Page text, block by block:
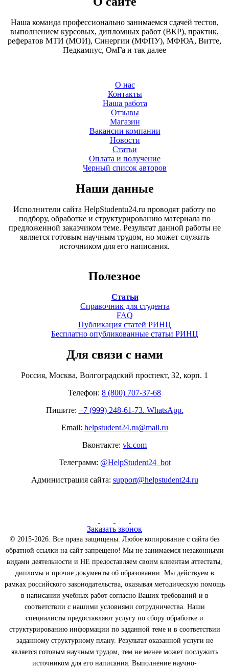
Наша команда профессионально занимаемся сдачей тестов,
выполнением курсовых, дипломных работ (ВКР), практик,
рефератов МТИ (МОИ), Синергии (МФПУ), МФЮА, Витте,
Педкампус, ОмГа и так далее
О нас
Контакты
Наша работа
Отзывы
Магазин
Вакансии компании
Новости
Статьи
Оплата и получение
Черный список авторов
Наши данные
Исполнители сайта HelpStudentu24.ru проводят работу по
подбору, обработке и структурированию материала по
предложенной заказчиком теме. Результат данной работы не
является готовым научным трудом, но может служить
источником для его написания.
Полезное
Статьи
Справочник для студента
FAQ
Публикация статей РИНЦ
Бесплатно опубликованные статьи РИНЦ
Для связи с нами
Россия, Москва, Волгоградский проспект, 32, корп. 1
Телефон: 8 (800) 707-37-68
Пишите: +7 (999) 248-61-73. WhatsApp.
Email: helpstudent24.ru@mail.ru
Вконтакте: vk.com
Телеграмм: @HelpStudent24_bot
Администрация сайта: support@helpstudent24.ru
Заказать звонок
© 2015-2026. Все права защищены. Любое копирование с сайта без
обратной ссылки на сайт запрещено! Мы не занимаемся незаконными
видами деятельности и НЕ предоставляем своим клиентам аттестаты,
дипломы и прочие документы об образовании. Мы действуем в
рамках российского законодательства, оказывая методическую помощь
в написании учебных работ согласно Ваших требований и в
соответствии с нашими условиями сотрудничества. Наши
специалисты предоставляют услугу по сбору обработке и
структурированию информации по заданной теме и в соответствии
заданному структурному плану. Результат оказанной услуги не
является готовым научным трудом, тем не менее может послужить
источником для его написания. Выполнение научно-